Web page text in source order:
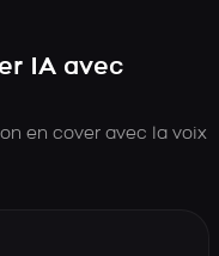
IA avec
en cover avec la voix